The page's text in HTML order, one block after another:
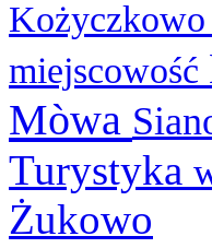
Kożyczkowo
miejscowość
Mòwa
Turystyka
Żukowo